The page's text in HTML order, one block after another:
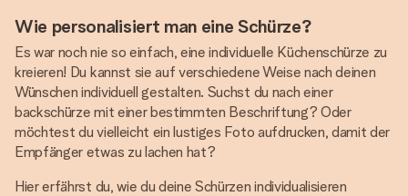
Wie personalisiert man eine Schürze?
Es war noch nie so einfach, eine individuelle Küchenschürze zu
kreieren! Du kannst sie auf verschiedene Weise nach deinen
Wünschen individuell gestalten. Suchst du nach einer
backschürze mit einer bestimmten Beschriftung? Oder
möchtest du vielleicht ein lustiges Foto aufdrucken, damit der
Empfänger etwas zu lachen hat?
Hier erfährst du, wie du deine Schürzen individualisieren